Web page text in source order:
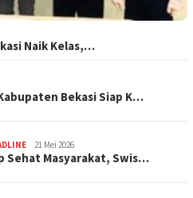
Naik Kelas,…
Bekasi Siap K…
21 Mei 2026
Sehat Masyarakat, Swis…